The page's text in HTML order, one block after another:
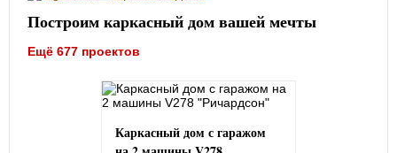
Построим каркасный дом вашей мечты
Ещё 677 проектов
Каркасный дом с гаражом